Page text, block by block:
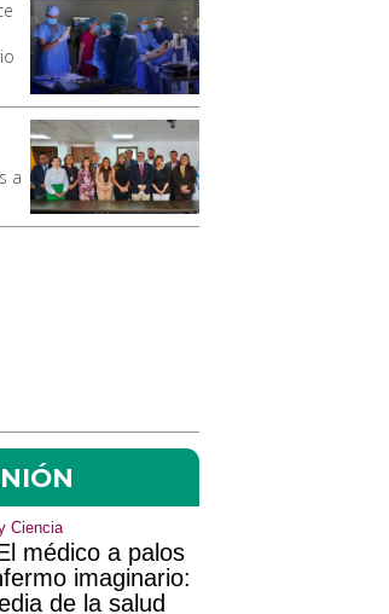
a
Ciencia
médico a palos
imaginario:
de la salud